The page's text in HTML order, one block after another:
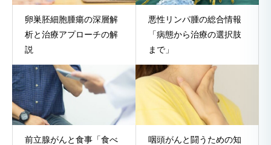
卵巣胚細胞腫瘍の深層解
析と治療アプローチの解
説
悪性リンパ腫の総合情報
「病態から治療の選択肢
まで」
前立腺がんと食事「食べ
咽頭がんと闘うための知